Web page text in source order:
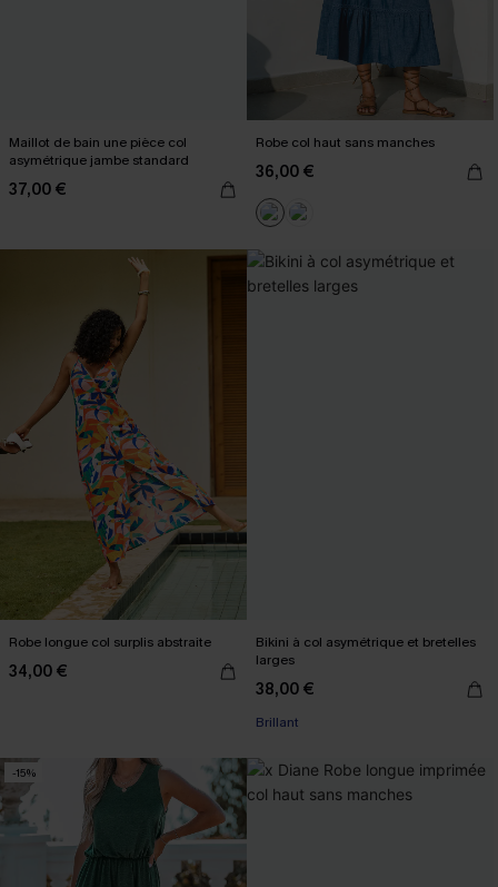
Maillot de bain une pièce col
asymétrique jambe standard
37,00 €
Robe col haut sans manches
36,00 €
Robe longue col surplis abstraite
34,00 €
Bikini à col asymétrique et bretelles
larges
38,00 €
Brillant
-15%